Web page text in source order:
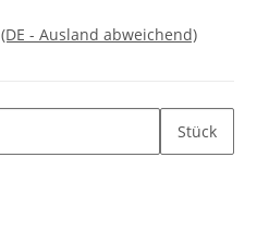
(DE - Ausland abweichend)
Stück